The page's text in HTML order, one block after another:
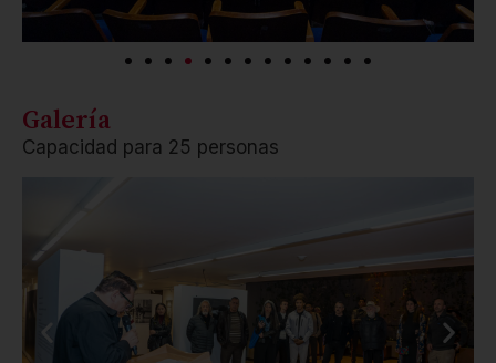
Galería
Capacidad para 25 personas